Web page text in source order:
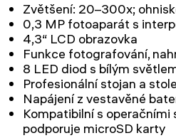
Zvětšení: 20–300x;
0,3 MP fotoaparát s
4,3“ LCD obrazovka
Funkce fotografování,
8 LED diod s bílým
Profesionální stojan a
Napájení z vestavěné
Kompatibilní s
podporuje microSD karty